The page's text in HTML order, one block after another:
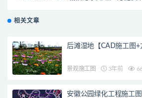
相关文章
后滩湿地【CAD施工图+
景观施工图 3年前
安徽公园绿化工程施工图